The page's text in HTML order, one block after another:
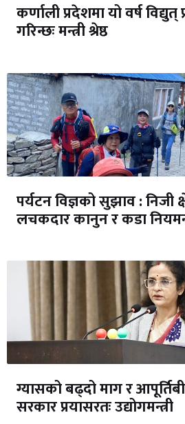
कर्णाली प्रदेशमा यो वर्ष विद्युत्
गरिन्छः मन्त्री श्रेष्ठ
पर्यटन विज्ञको सुझाव : निजी
लचकदार कानुन र कडा
ग्यासको बढ्दो माग र
सरकार प्रयासरतः उद्योगमन्त्री